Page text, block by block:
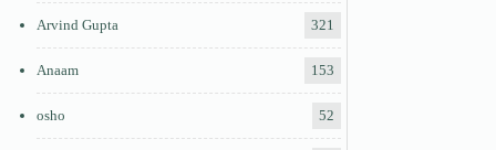
Arvind Gupta 321
Anaam 153
osho 52